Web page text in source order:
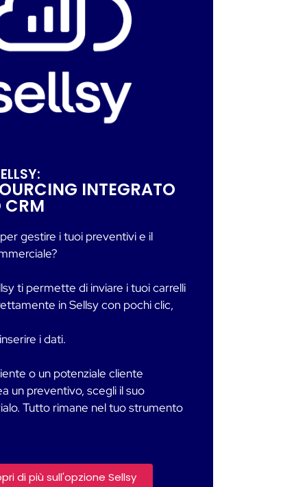
INTEGRATO
CRM
gestire i tuoi preventivi e il
ti permette di inviare i tuoi carrelli
in Sellsy con pochi clic,
i dati.
o un potenziale cliente
un preventivo, scegli il suo
Tutto rimane nel tuo strumento
di più sull'opzione Sellsy